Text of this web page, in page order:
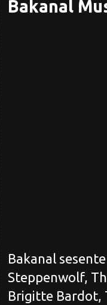
Bakanal
Bakanal
Steppenwolf,
Brigitte Bardot,